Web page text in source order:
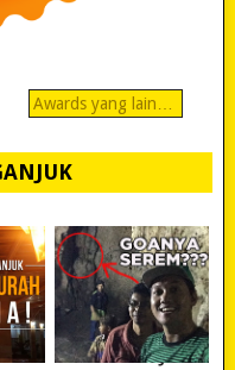
Awards yang lain…
WISATA NGANJUK: